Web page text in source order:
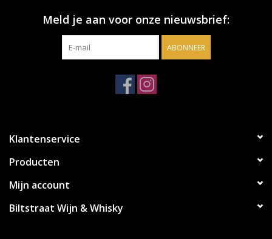
Meld je aan voor onze nieuwsbrief:
ABONNEER
Klantenservice
Producten
Mijn account
Biltstraat Wijn & Whisky